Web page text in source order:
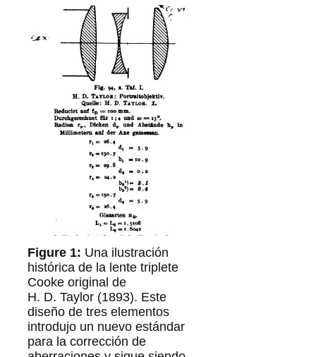
Una ilustración
histórica de la lente triplete
Cooke original de
H. D. Taylor (1893). Este
diseño de tres elementos
introdujo un nuevo estándar
para la corrección de